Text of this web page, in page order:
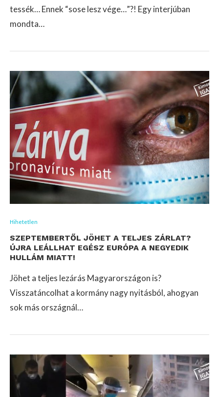
tessék… Ennek “sose lesz vége…”?! Egy interjúban
mondta…
Hihetetlen
SZEPTEMBERTŐL JÖHET A TELJES ZÁRLAT?
ÚJRA LEÁLLHAT EGÉSZ EURÓPA A NEGYEDIK
HULLÁM MIATT!
Jöhet a teljes lezárás Magyarországon is?
Visszatáncolhat a kormány nagy nyitásból, ahogyan
sok más országnál…